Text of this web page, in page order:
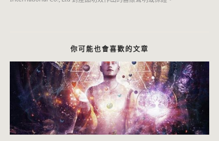
你可能也會喜歡的文章